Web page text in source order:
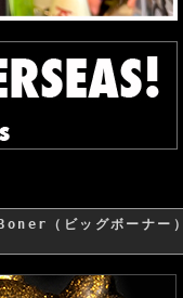
（ビッグボーナー）